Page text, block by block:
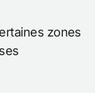
zones